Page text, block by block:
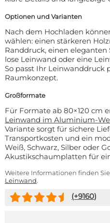
Optionen und Varianten
Nach dem Hochladen
wählen: einen stärkeren
Randdruck, einen
lose Leinwand oder eine
So passt Ihr Leinwanddruck
Raumkonzept.
Großformate
Für Formate ab 80×120 cm
Leinwand im Aluminium-
Variante sorgt für sichere
Transportkosten und ein
Weiß, Schwarz, Silber oder
Akustikschaumplatten für
Weitere Informationen finden
Leinwand.
(+9160)